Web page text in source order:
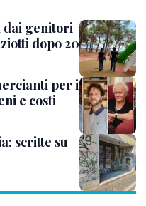
dai genitori
dopo 20
per i
e costi
scritte su